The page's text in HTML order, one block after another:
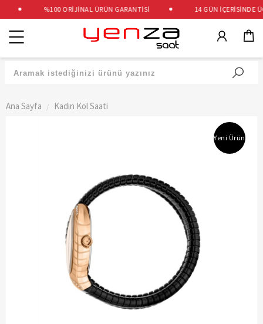
%100 ORİJİNAL ÜRÜN GARANTİSİ 14 GÜN İÇERİSİNDE
Kategoriler
Ana Sayfa Kadın Kol Saati
Yeni Ürün